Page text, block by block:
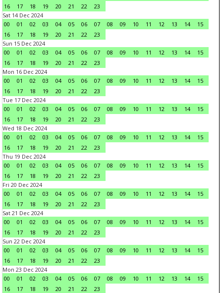
16
17 18 19 20 21 22
23
Sat 14 Dec 2024
00
01 02 03 04 05 06 07 08 09 10 11 12 13 14
15
16
17 18 19 20 21 22
23
Sun 15 Dec 2024
00
01 02 03 04 05 06 07 08 09 10 11 12 13 14
15
16
17 18 19 20 21 22
23
Mon 16 Dec 2024
00
01 02 03 04 05 06 07 08 09 10 11 12 13 14
15
16
17 18 19 20 21 22
23
Tue 17 Dec 2024
00
01 02 03 04 05 06 07 08 09 10 11 12 13 14
15
16
17 18 19 20 21 22
23
Wed 18 Dec 2024
00
01 02 03 04 05 06 07 08 09 10 11 12 13 14
15
16
17 18 19 20 21 22
23
Thu 19 Dec 2024
00
01 02 03 04 05 06 07 08 09 10 11 12 13 14
15
16
17 18 19 20 21 22
23
Fri 20 Dec 2024
00
01 02 03 04 05 06 07 08 09 10 11 12 13 14
15
16
17 18 19 20 21 22
23
Sat 21 Dec 2024
00
01 02 03 04 05 06 07 08 09 10 11 12 13 14
15
16
17 18 19 20 21 22
23
Sun 22 Dec 2024
00
01 02 03 04 05 06 07 08 09 10 11 12 13 14
15
16
17 18 19 20 21 22
23
Mon 23 Dec 2024
00
01 02 03 04 05 06 07 08 09 10 11 12 13 14
15
16
17 18 19 20 21 22 23